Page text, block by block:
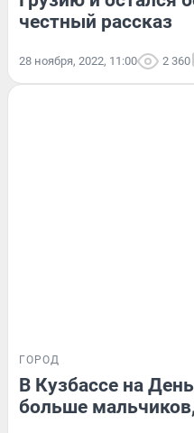
честный рассказ
28 ноября, 2022, 11:00 2 360
ГОРОД
В Кузбассе на
больше